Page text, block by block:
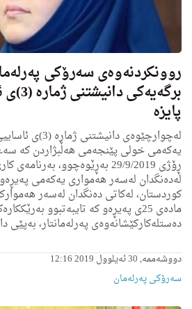
روونكردنه‌وه‌ی سه‌رۆكی
پایزه‌
له‌چوارچێوه‌ی
ڕۆژی 29/9/2019 به‌ڕێوه‌چوو،
له‌ده‌نگدان له‌سه‌ر هه‌موارى یه‌كه‌می
كوردستان، له‌كاتی ده‌نگدان له‌سه‌ر
ماده‌ی 25ى په‌یڕه‌و كه‌ تایبه‌تبوو
ده‌ستله‌كاركێشانه‌وه‌ی په‌رله‌مانتار، به‌پێی
دووشەممە, 30 ئەیلوول 2019 12:16
سەرۆکی پەرلەمان